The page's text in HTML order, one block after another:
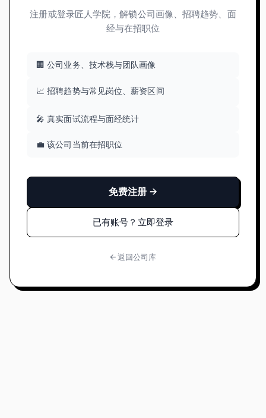
注册或登录匠人学院，解锁公司画像、招聘趋势、面
经与在招职位
🏢 公司业务、技术栈与团队画像
📈 招聘趋势与常见岗位、薪资区间
🎤 真实面试流程与面经统计
💼 该公司当前在招职位
免费注册 →
已有账号？立即登录
← 返回公司库